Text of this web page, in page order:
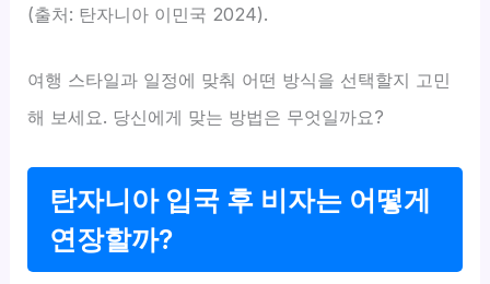
(출처: 탄자니아 이민국 2024).
여행 스타일과 일정에 맞춰 어떤 방식을 선택할지 고민
해 보세요. 당신에게 맞는 방법은 무엇일까요?
탄자니아 입국 후 비자는 어떻게
연장할까?